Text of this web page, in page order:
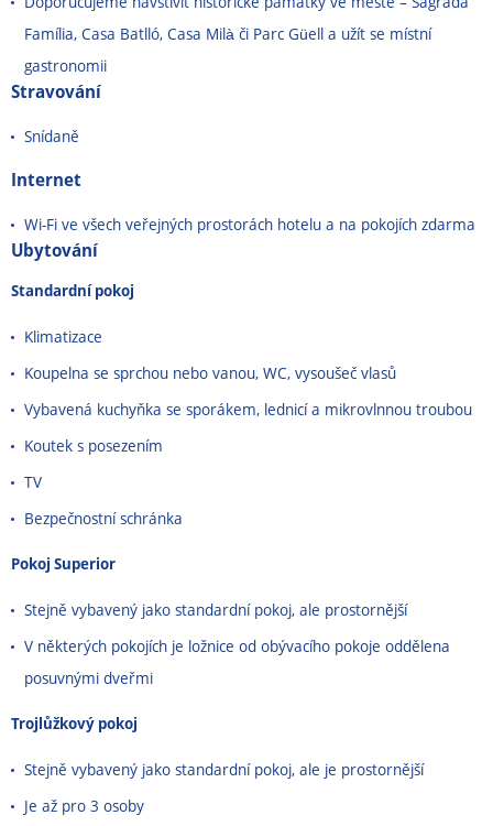
Família, Casa Batlló, Casa Milà či Parc Güell a užít se místní
gastronomii
Stravování
Snídaně
Internet
Wi-Fi ve všech veřejných prostorách hotelu a na pokojích zdarma
Ubytování
Standardní pokoj
Klimatizace
Koupelna se sprchou nebo vanou, WC, vysoušeč vlasů
Vybavená kuchyňka se sporákem, lednicí a mikrovlnnou troubou
Koutek s posezením
TV
Bezpečnostní schránka
Pokoj Superior
Stejně vybavený jako standardní pokoj, ale prostornější
V některých pokojích je ložnice od obývacího pokoje oddělena
posuvnými dveřmi
Trojlůžkový pokoj
Stejně vybavený jako standardní pokoj, ale je prostornější
Je až pro 3 osoby